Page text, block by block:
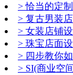
> 恰当的定
> 复古男装
> 女装店铺
> 珠宝店面
> 四步教你
> SI(商业空